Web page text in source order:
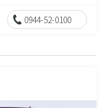
0944-52-0100